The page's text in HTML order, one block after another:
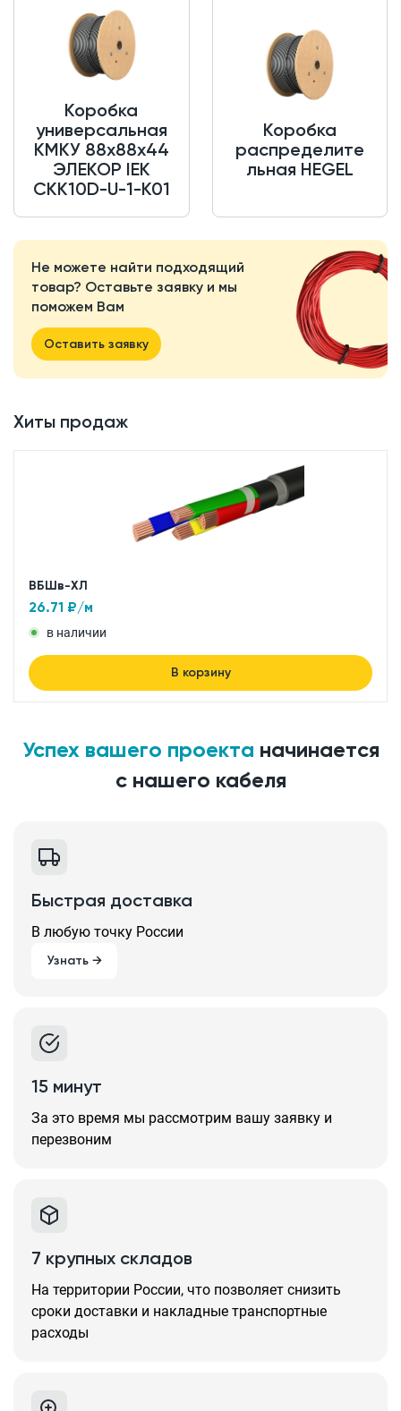
Коробка
универсальная
КМКУ 88х88х44
ЭЛЕКОР IEK
CKK10D-U-1-K01
Коробка
распределите
льная HEGEL
Не можете найти подходящий
товар? Оставьте заявку и мы
поможем Вам
Оставить заявку
Хиты продаж
ВБШв-ХЛ
26.71 ₽/м
в наличии
В корзину
Успех вашего проекта начинается
с нашего кабеля
Быстрая доставка
В любую точку России
Узнать →
15 минут
За это время мы рассмотрим вашу заявку и
перезвоним
7 крупных складов
На территории России, что позволяет снизить
сроки доставки и накладные транспортные
расходы